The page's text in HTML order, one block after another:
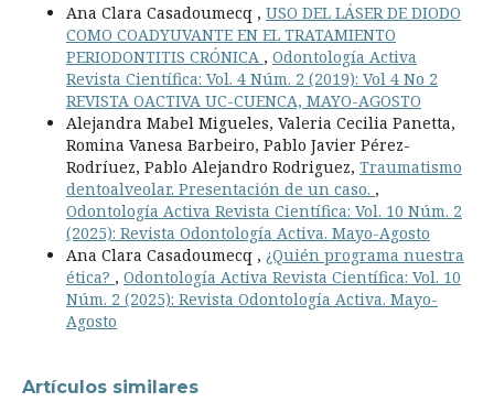
Ana Clara Casadoumecq , USO DEL LÁSER DE DIODO
COMO COADYUVANTE EN EL TRATAMIENTO
PERIODONTITIS CRÓNICA , Odontología Activa
Revista Científica: Vol. 4 Núm. 2 (2019): Vol 4 No 2
REVISTA OACTIVA UC-CUENCA, MAYO-AGOSTO
Alejandra Mabel Migueles, Valeria Cecilia Panetta,
Romina Vanesa Barbeiro, Pablo Javier Pérez-
Rodríuez, Pablo Alejandro Rodriguez, Traumatismo
dentoalveolar. Presentación de un caso. ,
Odontología Activa Revista Científica: Vol. 10 Núm. 2
(2025): Revista Odontología Activa. Mayo-Agosto
Ana Clara Casadoumecq , ¿Quién programa nuestra
ética? , Odontología Activa Revista Científica: Vol. 10
Núm. 2 (2025): Revista Odontología Activa. Mayo-
Agosto
Artículos similares